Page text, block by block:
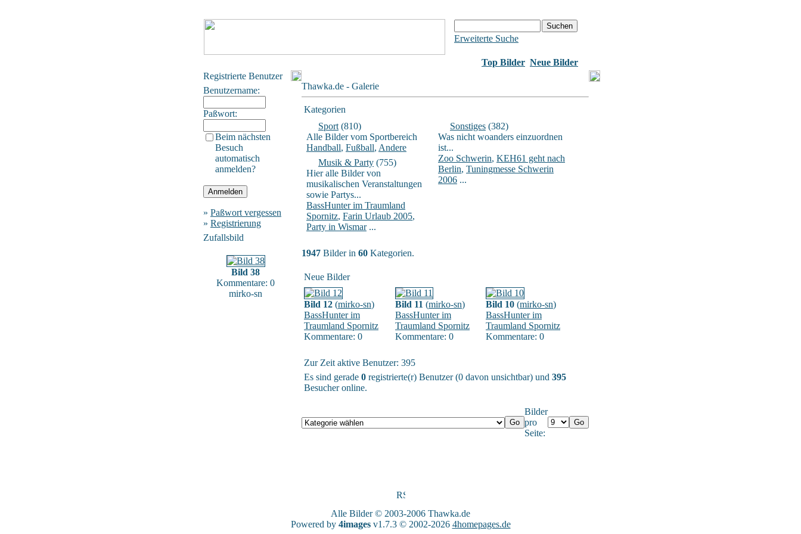
Erweiterte Suche
Top Bilder Neue Bilder
Registrierte Benutzer
Benutzername:
Paßwort:
Beim nächsten
Besuch
automatisch
anmelden?
» Paßwort vergessen
» Registrierung
Zufallsbild
Bild 38
Kommentare: 0
mirko-sn
Thawka.de - Galerie
Kategorien
Sport (810)
Alle Bilder vom Sportbereich
Handball, Fußball, Andere
Musik & Party (755)
Hier alle Bilder von
musikalischen Veranstaltungen
sowie Partys...
BassHunter im Traumland
Spornitz, Farin Urlaub 2005,
Party in Wismar...
Sonstiges (382)
Was nicht woanders einzuordnen
ist...
Zoo Schwerin, KEH61 geht nach
Berlin, Tuningmesse Schwerin
2006 ...
1947 Bilder in 60 Kategorien.
Neue Bilder
Bild 12 (mirko-sn)
BassHunter im
Traumland Spornitz
Kommentare: 0
Bild 11 (mirko-sn)
BassHunter im
Traumland Spornitz
Kommentare: 0
Bild 10 (mirko-sn)
BassHunter im
Traumland Spornitz
Kommentare: 0
Zur Zeit aktive Benutzer: 395
Es sind gerade 0 registrierte(r) Benutzer (0 davon unsichtbar) und 395
Besucher online.
Bilder
pro
Seite:
Alle Bilder © 2003-2006 Thawka.de
Powered by 4imagesv1.7.3 © 2002-2026 4homepages.de